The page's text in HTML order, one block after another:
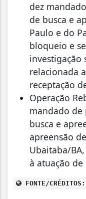
dez
de busca e
Paulo e do
bloqueio e
investigação
relacionada
receptação
Operação
mandado de
busca e
apreensão
Ubaitaba/
à atuação
FONTE/CRÉDITOS: